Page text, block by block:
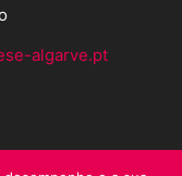
algarve.pt